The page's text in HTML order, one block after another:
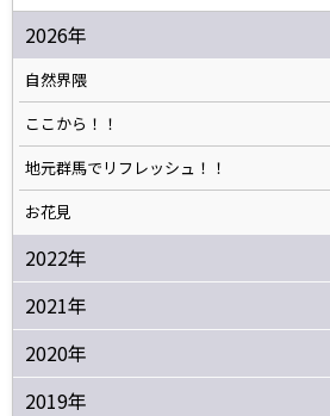
2026年
自然界隈
ここから！！
地元群馬でリフレッシュ！！
お花見
2022年
2021年
2020年
2019年